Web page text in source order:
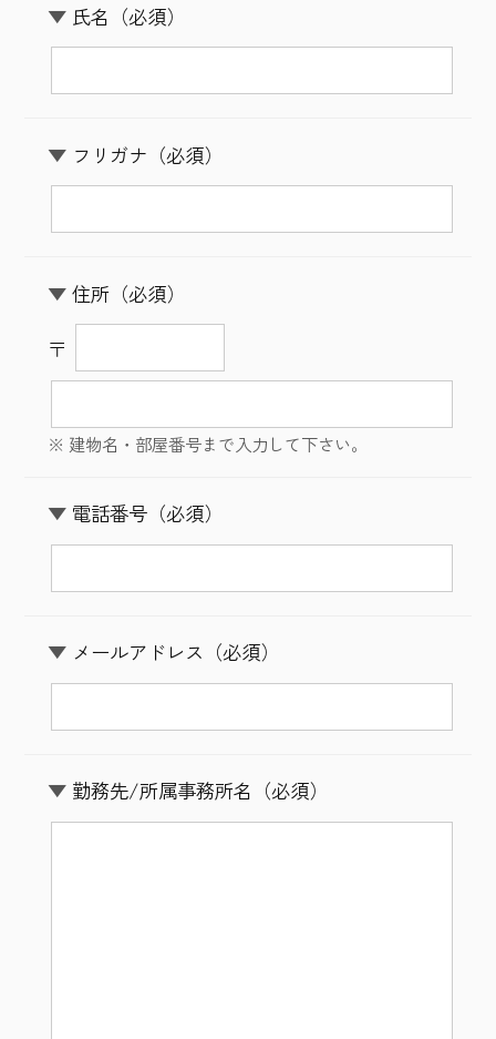
氏名 （必須）
フリガナ （必須）
住所（必須）
〒
※ 建物名・部屋番号まで入力して下さい。
電話番号（必須）
メールアドレス （必須）
勤務先/所属事務所名 （必須）